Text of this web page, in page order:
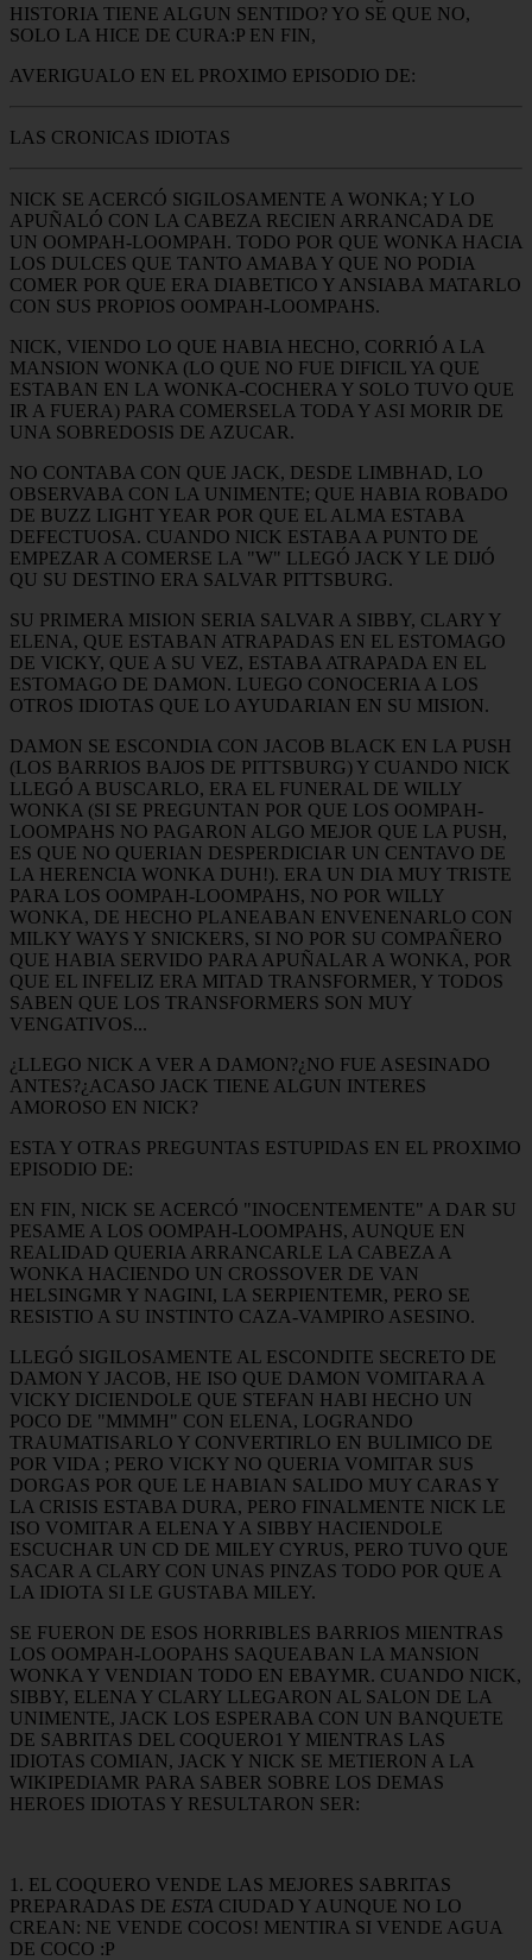
HISTORIA TIENE ALGUN SENTIDO? YO SE QUE NO,
SOLO LA HICE DE CURA:P EN FIN,
AVERIGUALO EN EL PROXIMO EPISODIO DE:
LAS CRONICAS IDIOTAS
NICK SE ACERCÓ SIGILOSAMENTE A WONKA; Y LO
APUÑALÓ CON LA CABEZA RECIEN ARRANCADA DE
UN OOMPAH-LOOMPAH. TODO POR QUE WONKA HACIA
LOS DULCES QUE TANTO AMABA Y QUE NO PODIA
COMER POR QUE ERA DIABETICO Y ANSIABA MATARLO
CON SUS PROPIOS OOMPAH-LOOMPAHS.
NICK, VIENDO LO QUE HABIA HECHO, CORRIÓ A LA
MANSION WONKA (LO QUE NO FUE DIFICIL YA QUE
ESTABAN EN LA WONKA-COCHERA Y SOLO TUVO QUE
IR A FUERA) PARA COMERSELA TODA Y ASI MORIR DE
UNA SOBREDOSIS DE AZUCAR.
NO CONTABA CON QUE JACK, DESDE LIMBHAD, LO
OBSERVABA CON LA UNIMENTE; QUE HABIA ROBADO
DE BUZZ LIGHT YEAR POR QUE EL ALMA ESTABA
DEFECTUOSA. CUANDO NICK ESTABA A PUNTO DE
EMPEZAR A COMERSE LA "W" LLEGÓ JACK Y LE DIJÓ
QU SU DESTINO ERA SALVAR PITTSBURG.
SU PRIMERA MISION SERIA SALVAR A SIBBY, CLARY Y
ELENA, QUE ESTABAN ATRAPADAS EN EL ESTOMAGO
DE VICKY, QUE A SU VEZ, ESTABA ATRAPADA EN EL
ESTOMAGO DE DAMON. LUEGO CONOCERIA A LOS
OTROS IDIOTAS QUE LO AYUDARIAN EN SU MISION.
DAMON SE ESCONDIA CON JACOB BLACK EN LA PUSH
(LOS BARRIOS BAJOS DE PITTSBURG) Y CUANDO NICK
LLEGÓ A BUSCARLO, ERA EL FUNERAL DE WILLY
WONKA (SI SE PREGUNTAN POR QUE LOS OOMPAH-
LOOMPAHS NO PAGARON ALGO MEJOR QUE LA PUSH,
ES QUE NO QUERIAN DESPERDICIAR UN CENTAVO DE
LA HERENCIA WONKA DUH!). ERA UN DIA MUY TRISTE
PARA LOS OOMPAH-LOOMPAHS, NO POR WILLY
WONKA, DE HECHO PLANEABAN ENVENENARLO CON
MILKY WAYS Y SNICKERS, SI NO POR SU COMPAÑERO
QUE HABIA SERVIDO PARA APUÑALAR A WONKA, POR
QUE EL INFELIZ ERA MITAD TRANSFORMER, Y TODOS
SABEN QUE LOS TRANSFORMERS SON MUY
VENGATIVOS...
¿LLEGO NICK A VER A DAMON?¿NO FUE ASESINADO
ANTES?¿ACASO JACK TIENE ALGUN INTERES
AMOROSO EN NICK?
ESTA Y OTRAS PREGUNTAS ESTUPIDAS EN EL PROXIMO
EPISODIO DE:
EN FIN, NICK SE ACERCÓ "INOCENTEMENTE" A DAR SU
PESAME A LOS OOMPAH-LOOMPAHS, AUNQUE EN
REALIDAD QUERIA ARRANCARLE LA CABEZA A
WONKA HACIENDO UN CROSSOVER DE VAN
HELSINGMR Y NAGINI, LA SERPIENTEMR, PERO SE
RESISTIO A SU INSTINTO CAZA-VAMPIRO ASESINO.
LLEGÓ SIGILOSAMENTE AL ESCONDITE SECRETO DE
DAMON Y JACOB, HE ISO QUE DAMON VOMITARA A
VICKY DICIENDOLE QUE STEFAN HABI HECHO UN
POCO DE "MMMH" CON ELENA, LOGRANDO
TRAUMATISARLO Y CONVERTIRLO EN BULIMICO DE
POR VIDA ; PERO VICKY NO QUERIA VOMITAR SUS
DORGAS POR QUE LE HABIAN SALIDO MUY CARAS Y
LA CRISIS ESTABA DURA, PERO FINALMENTE NICK LE
ISO VOMITAR A ELENA Y A SIBBY HACIENDOLE
ESCUCHAR UN CD DE MILEY CYRUS, PERO TUVO QUE
SACAR A CLARY CON UNAS PINZAS TODO POR QUE A
LA IDIOTA SI LE GUSTABA MILEY.
SE FUERON DE ESOS HORRIBLES BARRIOS MIENTRAS
LOS OOMPAH-LOOPAHS SAQUEABAN LA MANSION
WONKA Y VENDIAN TODO EN EBAYMR. CUANDO NICK,
SIBBY, ELENA Y CLARY LLEGARON AL SALON DE LA
UNIMENTE, JACK LOS ESPERABA CON UN BANQUETE
DE SABRITAS DEL COQUERO1 Y MIENTRAS LAS
IDIOTAS COMIAN, JACK Y NICK SE METIERON A LA
WIKIPEDIAMR PARA SABER SOBRE LOS DEMAS
HEROES IDIOTAS Y RESULTARON SER:
1. EL COQUERO VENDE LAS MEJORES SABRITAS
PREPARADAS DE ESTA CIUDAD Y AUNQUE NO LO
CREAN: NE VENDE COCOS! MENTIRA SI VENDE AGUA
DE COCO :P